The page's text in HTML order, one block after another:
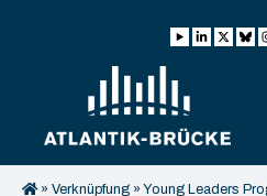
» Verknüpfung » Young Leaders